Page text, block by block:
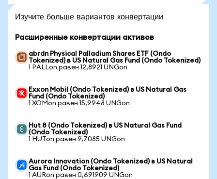
Изучите больше вариантов конвертации
Расширенные конвертации активов
abrdn Physical Palladium Shares ETF (Ondo
Tokenized) в US Natural Gas Fund (Ondo Tokenized)
1 PALLon равен 12,8921 UNGon
Exxon Mobil (Ondo Tokenized) в US Natural Gas
Fund (Ondo Tokenized)
1 XOMon равен 15,9948 UNGon
Hut 8 (Ondo Tokenized) в US Natural Gas Fund
(Ondo Tokenized)
1 HUTon равен 9,7085 UNGon
Aurora Innovation (Ondo Tokenized) в US Natural
Gas Fund (Ondo Tokenized)
1 AURon равен 0,691909 UNGon